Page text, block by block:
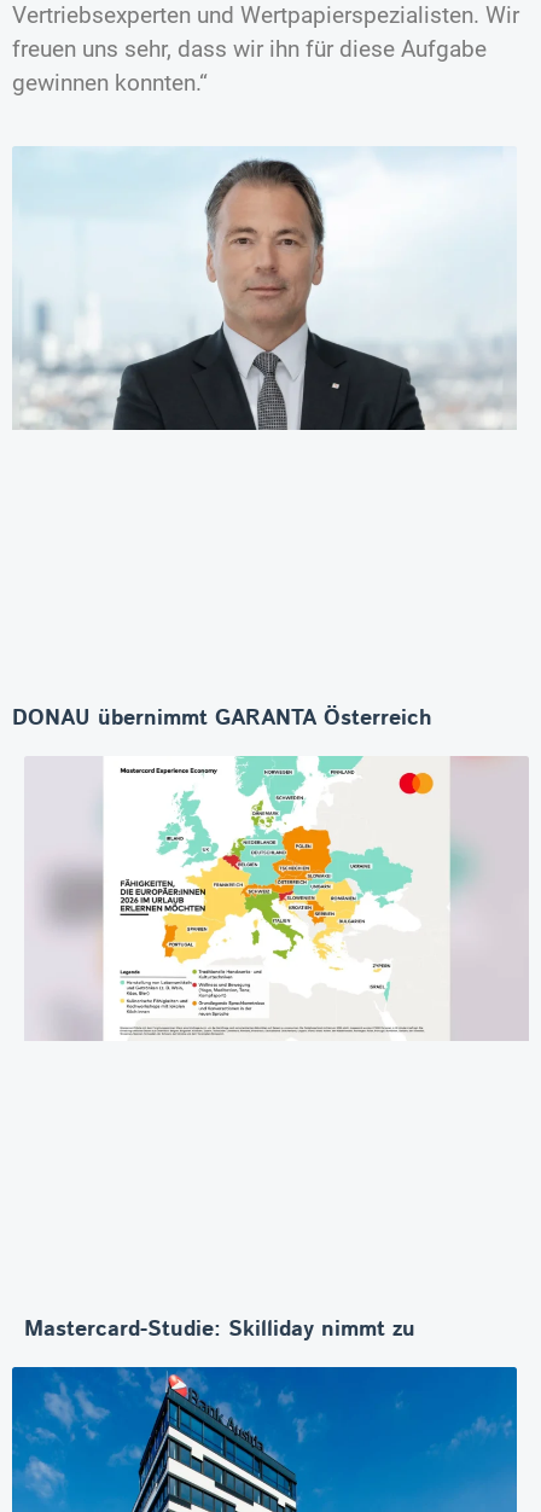
Vertriebsexperten und Wertpapierspezialisten. Wir
freuen uns sehr, dass wir ihn für diese Aufgabe
gewinnen konnten.“
DONAU übernimmt GARANTA Österreich
Mastercard-Studie: Skilliday nimmt zu